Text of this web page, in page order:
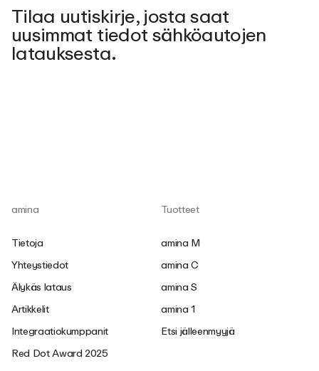
Tilaa uutiskirje, josta saat
uusimmat tiedot sähköautojen
latauksesta.
amina
Tietoja
Yhteystiedot
Älykäs lataus
Artikkelit
Integraatiokumppanit
Red Dot Award 2025
Tuotteet
amina M
amina C
amina S
amina 1
Etsi jälleenmyyjä